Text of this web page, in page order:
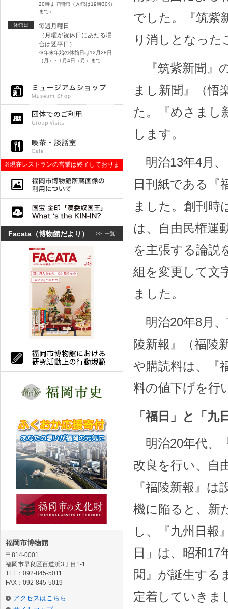
でした。『筑紫
り消しとなった
『筑紫新聞』
まし新聞』（悟
た。『めさまし
します。
明治13年4月、
日刊紙である『
ました。創刊時
は、自由民権運
を主張する論説
組を変更して文
ました。
明治20年8月
陵新報』（福陵
や購読料は、『
料の値下げを行
「福日」と「
明治20年代、
改良を行い、自
『福陵新報』
機に陥ると、新
し、『九州日報
日」は、昭和17
聞』が誕生する
定着していきま
20時まで開館（入館は19時30分
まで）
休館日
毎週月曜日
（月曜が祝休日にあたる場
合は翌平日）
※年末年始の休館日は12月28日
（月）～1月4日（月）まで
※現在レストランの営業は終了しておりま
Facata（博物館だより） >> 一覧
福岡市博物館
〒814-0001
福岡市早良区百道浜3丁目1-1
TEL：092-845-5011
FAX：092-845-5019
アクセスはこちら